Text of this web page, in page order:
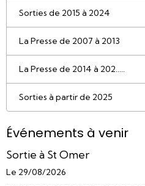
Sorties de 2015 à 2024
La Presse de 2007 à 2013
La Presse de 2014 à 202.....
Sorties à partir de 2025
Événements à venir
Sortie à St Omer
Le 29/08/2026